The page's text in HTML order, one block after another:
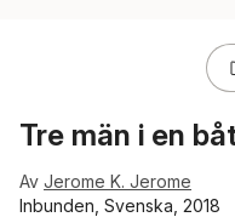
Tre män i en
Av Jerome K. Jerome
Inbunden, Svenska, 2018